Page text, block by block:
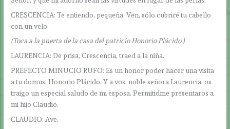
CRESCENCIA: Te entiendo, pequeña. Ven, sólo cubriré tu cabello
con un velo.
(Toca a la puerta de la casa del patricio Honorio Plácido.)
LAURENCIA: De prisa, Crescencia, traed a la niña.
PREFECTO MINUCIO RUFO: Es un honor poder hacer una visita
a tu domus, Honorio Plácido. Y a vos, noble señora Laurencia, os
traigo un especial saludo de mi esposa. Permitidme presentaros a
mi hijo Claudio.
CLAUDIO: Ave.